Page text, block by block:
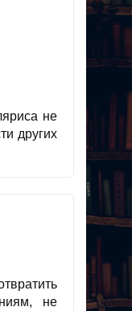
не
других
не